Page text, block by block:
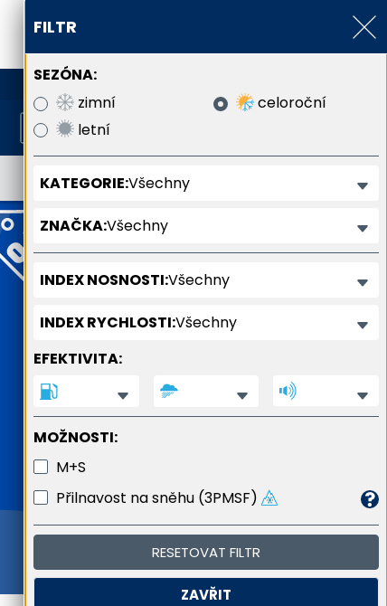
800 800 900
FILTR
SEZÓNA:
zimní
letní
celoroční
KATEGORIE:Všechny
ZNAČKA:Všechny
INDEX NOSNOSTI:Všechny
INDEX RYCHLOSTI:Všechny
EFEKTIVITA:
MOŽNOSTI:
M+S
Přilnavost na sněhu (3PMSF)
RESETOVAT FILTR
ZAVŘIT